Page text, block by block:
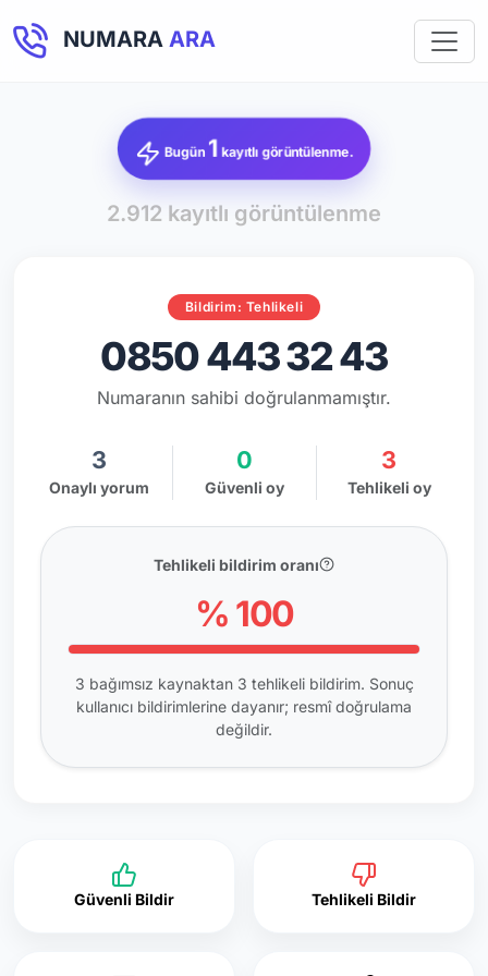
NUMARA ARA
Bugün 1 kayıtlı görüntülenme.
2.912 kayıtlı görüntülenme
Bildirim: Tehlikeli
0850 443 32 43
Numaranın sahibi doğrulanmamıştır.
3
Onaylı yorum
0
Güvenli oy
3
Tehlikeli oy
Tehlikeli bildirim oranı
% 100
3 bağımsız kaynaktan 3 tehlikeli bildirim. Sonuç
kullanıcı bildirimlerine dayanır; resmî doğrulama
değildir.
Güvenli Bildir Tehlikeli Bildir